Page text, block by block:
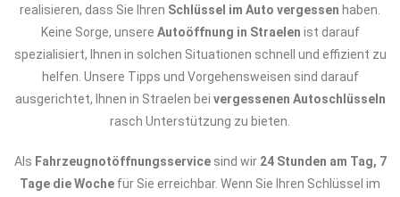
realisieren, dass Sie Ihren Schlüssel im Auto vergessen haben.
Keine Sorge, unsere Autoöffnung in Straelen ist darauf
spezialisiert, Ihnen in solchen Situationen schnell und effizient zu
helfen. Unsere Tipps und Vorgehensweisen sind darauf
ausgerichtet, Ihnen in Straelen bei vergessenen Autoschlüsseln
rasch Unterstützung zu bieten.
Als Fahrzeugnotöffnungsservicesind wir 24 Stunden am Tag, 7
Tage die Woche für Sie erreichbar. Wenn Sie Ihren Schlüssel im